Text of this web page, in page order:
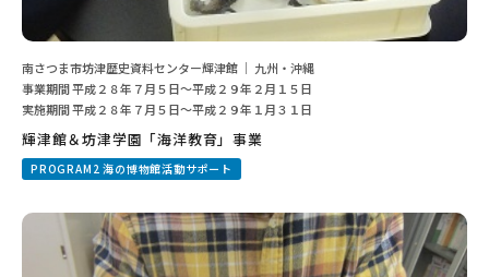
南さつま市坊津歴史資料センター輝津館 ｜ 九州・沖縄
事業期間 平成２８年７月５日〜平成２９年２月１５日
実施期間 平成２８年７月５日〜平成２９年１月３１日
輝津館＆坊津学園「海洋教育」事業
PROGRAM2 海の博物館活動サポート